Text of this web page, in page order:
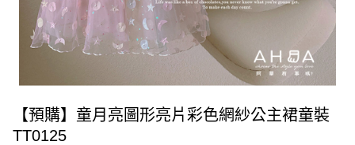
【預購】童月亮圖形亮片彩色網紗公主裙童裝
TT0125